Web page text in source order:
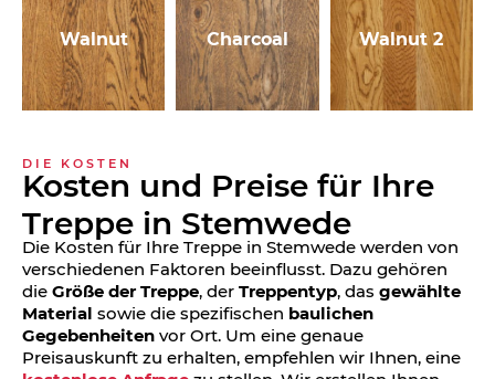
Walnut Charcoal Walnut 2
DIE KOSTEN
Kosten und Preise für Ihre
Treppe in Stemwede
Die Kosten für Ihre Treppe in Stemwede werden von
verschiedenen Faktoren beeinflusst. Dazu gehören
die Größe der Treppe, der Treppentyp, das gewählte
Material sowie die spezifischen baulichen
Gegebenheiten vor Ort. Um eine genaue
Preisauskunft zu erhalten, empfehlen wir Ihnen, eine